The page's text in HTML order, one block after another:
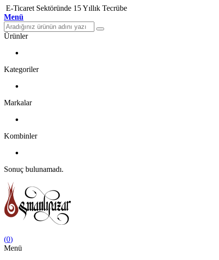
E-Ticaret Sektöründe 15 Yıllık Tecrübe
Menü
Ürünler
Kategoriler
Markalar
Kombinler
Sonuç bulunamadı.
(0)
Menü